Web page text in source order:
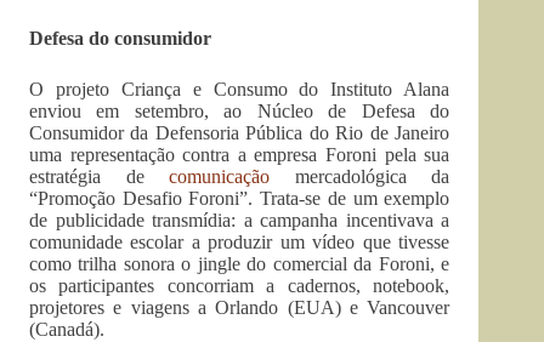
Defesa do consumidor
O projeto Criança e Consumo do Instituto Alana
enviou em setembro, ao Núcleo de Defesa do
Consumidor da Defensoria Pública do Rio de Janeiro
uma representação contra a empresa Foroni pela sua
estratégia decomunicação mercadológica da
“Promoção Desafio Foroni”. Trata-se de um exemplo
de publicidade transmídia: a campanha incentivava a
comunidade escolar a produzir um vídeo que tivesse
como trilha sonora o jingle do comercial da Foroni, e
os participantes concorriam a cadernos, notebook,
projetores e viagens a Orlando (EUA) e Vancouver
(Canadá).